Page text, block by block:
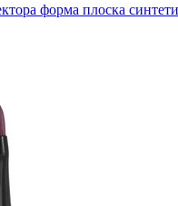
форма плоска